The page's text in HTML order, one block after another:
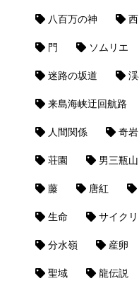
八百万の神
門 ソムリエ
迷路の坂道
来島海峡迂回航路
人間関係 奇岩
荘園 男三瓶山
藤 唐紅
生命 サイク
分水嶺 産卵
聖域 龍伝説